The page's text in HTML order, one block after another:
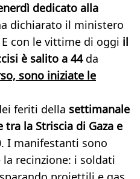
dedicato alla
dichiarato il ministero
E con le vittime di oggi il
è salito a 44 da
sono iniziate le
feriti della settimanale
la Striscia di Gaza e
I manifestanti sono
recinzione: i soldati